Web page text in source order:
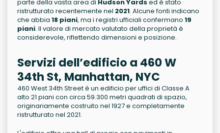
parte della vasta area di Hudson Yards ed è stato
ristrutturato recentemente nel 2021. Alcune fonti indicano
che abbia 18 piani, ma i registri ufficiali confermano 19
piani. Il valore di mercato valutato della proprietà è
considerevole, riflettendo dimensioni e posizione.
Servizi dell’edificio a 460 W
34th St, Manhattan, NYC
460 West 34th Street è un edificio per uffici di Classe A
alto 21 piani con circa 59.300 metri quadrati di spazio,
originariamente costruito nel 1927 e completamente
ristrutturato nel 2021.